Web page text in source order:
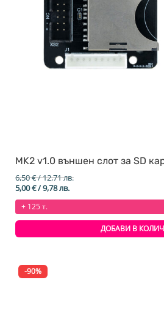
MK2 v1.0 външен слот за SD
6,50€/ 12,71 лв.
Original
price
was:
6,50 €
12,71 лв..
5,00€/ 9,78 лв.Текущата
цена
5,00 €
9,78 лв..
+ 125 т.
ДОБАВИ В
-90%